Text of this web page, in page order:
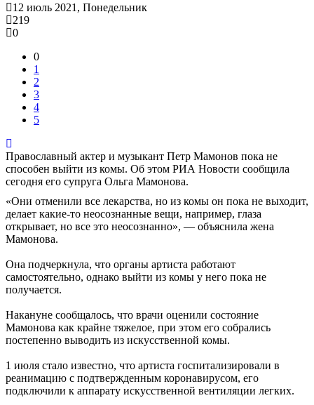
12 июль 2021, Понедельник
219
0
0
1
2
3
4
5
Православный актер и музыкант Петр Мамонов пока не
способен выйти из комы. Об этом РИА Новости сообщила
сегодня его супруга Ольга Мамонова.
«Они отменили все лекарства, но из комы он пока не выходит,
делает какие-то неосознанные вещи, например, глаза
открывает, но все это неосознанно», — объяснила жена
Мамонова.
Она подчеркнула, что органы артиста работают
самостоятельно, однако выйти из комы у него пока не
получается.
Накануне сообщалось, что врачи оценили состояние
Мамонова как крайне тяжелое, при этом его собрались
постепенно выводить из искусственной комы.
1 июля стало известно, что артиста госпитализировали в
реанимацию с подтвержденным коронавирусом, его
подключили к аппарату искусственной вентиляции легких.